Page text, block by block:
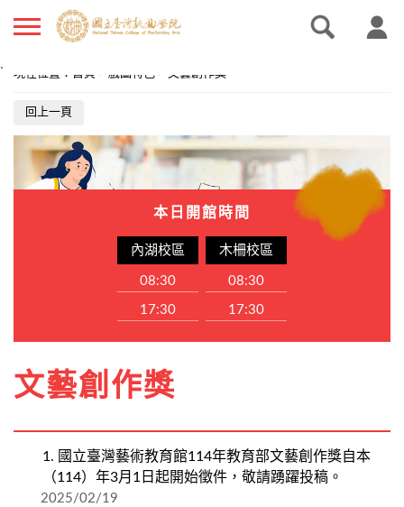
.
現在位置 ： 首頁 > 戲圖特色 > 文藝創作獎
回上一頁
本日開館時間
內湖校區
08:30
17:30
木柵校區
08:30
17:30
文藝創作獎
1. 國立臺灣藝術教育館114年教育部文藝創作獎自本
（114）年3月1日起開始徵件，敬請踴躍投稿。
2025/02/19